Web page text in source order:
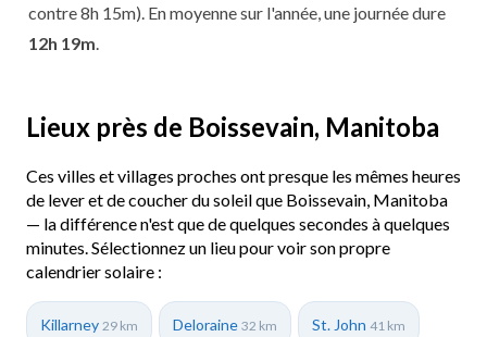
contre 8h 15m). En moyenne sur l'année, une journée dure
12h 19m
Lieux près de Boissevain, Manitoba
Ces villes et villages proches ont presque les mêmes heures
de lever et de coucher du soleil que Boissevain, Manitoba
— la différence n'est que de quelques secondes à quelques
minutes. Sélectionnez un lieu pour voir son propre
calendrier solaire :
Killarney 29 km Deloraine 32 km St. John 41 km